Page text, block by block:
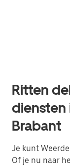
Ritten
diensten
Brabant
Je kunt
Of je nu naar